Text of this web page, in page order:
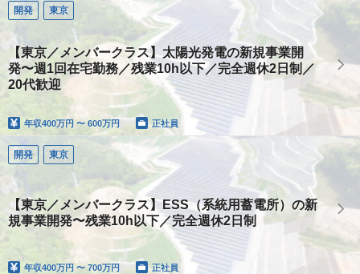
開発 東京
【東京／メンバークラス】太陽光発電の新規事業開
発〜週1回在宅勤務／残業10h以下／完全週休2日制／
20代歓迎
年収400万円 〜 600万円 正社員
開発 東京
【東京／メンバークラス】ESS（系統用蓄電所）の新
規事業開発〜残業10h以下／完全週休2日制
年収400万円 〜 700万円 正社員